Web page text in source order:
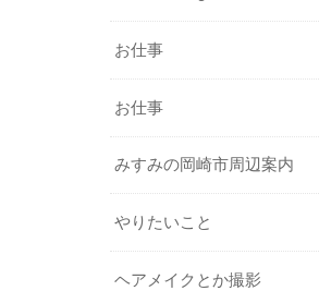
お仕事
お仕事
みすみの岡崎市周辺案内
やりたいこと
ヘアメイクとか撮影